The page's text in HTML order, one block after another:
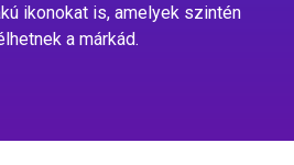
ikonokat is, amelyek szintén
a márkád.